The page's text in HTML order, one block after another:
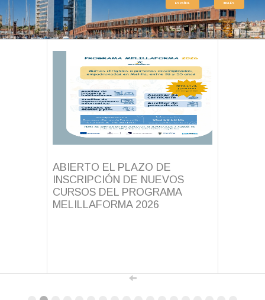
ESPAÑOL INGLÉS
ABIERTO EL PLAZO DE
INSCRIPCIÓN DE NUEVOS
CURSOS DEL PROGRAMA
MELILLAFORMA 2026